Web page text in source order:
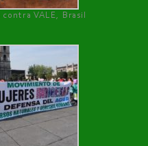
VALE, Brasil